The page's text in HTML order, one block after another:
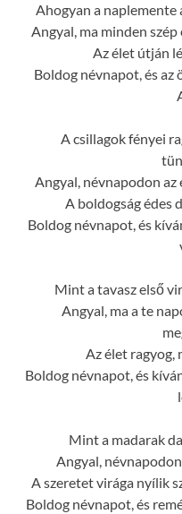
Ahogyan a naplemente
Angyal, ma minden
Az élet útján
Boldog névnapot, és az
A csillagok fényei
Angyal, névnapodon az
A boldogság édes
Boldog névnapot, és
Mint a tavasz első
Angyal, ma a te
Az élet ragyog,
Boldog névnapot, és
Mint a madarak
Angyal,
A szeretet virága nyílik
Boldog névnapot, és